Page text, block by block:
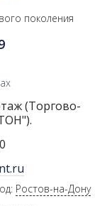
поколения
(Торгово-
Ростов-на-Дону